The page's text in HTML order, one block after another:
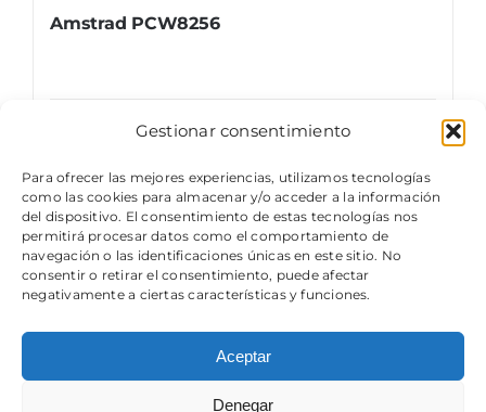
Gestionar consentimiento
Para ofrecer las mejores experiencias, utilizamos tecnologías
como las cookies para almacenar y/o acceder a la información
del dispositivo. El consentimiento de estas tecnologías nos
permitirá procesar datos como el comportamiento de
navegación o las identificaciones únicas en este sitio. No
consentir o retirar el consentimiento, puede afectar
negativamente a ciertas características y funciones.
Aceptar
Denegar
Amstrad PCW8256
Details
© Copyright 2024 - 2026 | Componentes Usados ORG,